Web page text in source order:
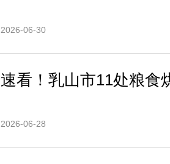
2026-06-30
速看！乳山市11处粮食
2026-06-28